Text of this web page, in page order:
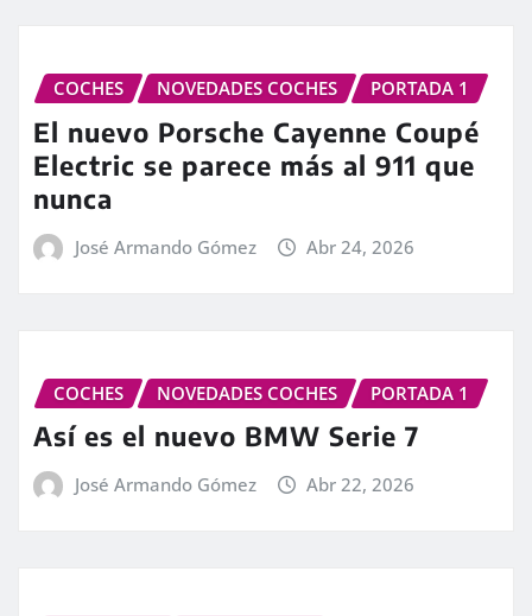
COCHES NOVEDADES COCHES PORTADA 1
El nuevo Porsche Cayenne Coupé
Electric se parece más al 911 que
nunca
José Armando Gómez Abr 24, 2026
COCHES NOVEDADES COCHES PORTADA 1
Así es el nuevo BMW Serie 7
José Armando Gómez Abr 22, 2026